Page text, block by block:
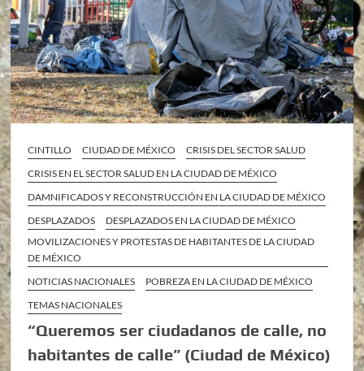
CINTILLO CIUDAD DE MÉXICO
CRISIS DEL SECTOR SALUD
CRISIS EN EL SECTOR SALUD EN LA CIUDAD DE MÉXICO
DAMNIFICADOS Y RECONSTRUCCIÓN EN LA CIUDAD DE MÉXICO
DESPLAZADOS
DESPLAZADOS EN LA CIUDAD DE MÉXICO
MOVILIZACIONES Y PROTESTAS DE HABITANTES DE LA CIUDAD
DE MÉXICO
NOTICIAS NACIONALES
POBREZA EN LA CIUDAD DE MÉXICO
TEMAS NACIONALES
“Queremos ser ciudadanos de calle, no
habitantes de calle” (Ciudad de México)